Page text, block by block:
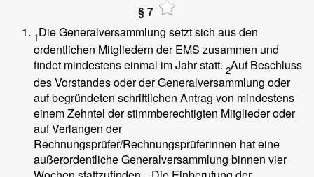
§ 7
1Die Generalversammlung setzt sich aus den
ordentlichen Mitgliedern der EMS zusammen und
findet mindestens einmal im Jahr statt. 2Auf Beschluss
des Vorstandes oder der Generalversammlung oder
auf begründeten schriftlichen Antrag von mindestens
einem Zehntel der stimmberechtigten Mitglieder oder
auf Verlangen der
Rechnungsprüfer/Rechnungsprüferinnen hat eine
außerordentliche Generalversammlung binnen vier